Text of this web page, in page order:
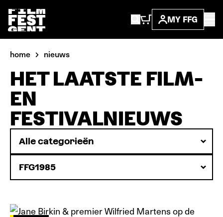
MY FFG
home nieuws
HET LAATSTE FILM-
EN
FESTIVALNIEUWS